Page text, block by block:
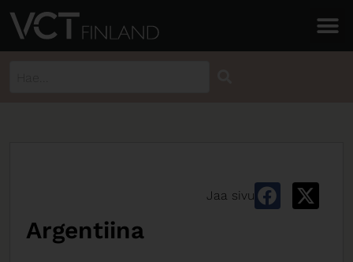
Jaa sivu
Argentiina